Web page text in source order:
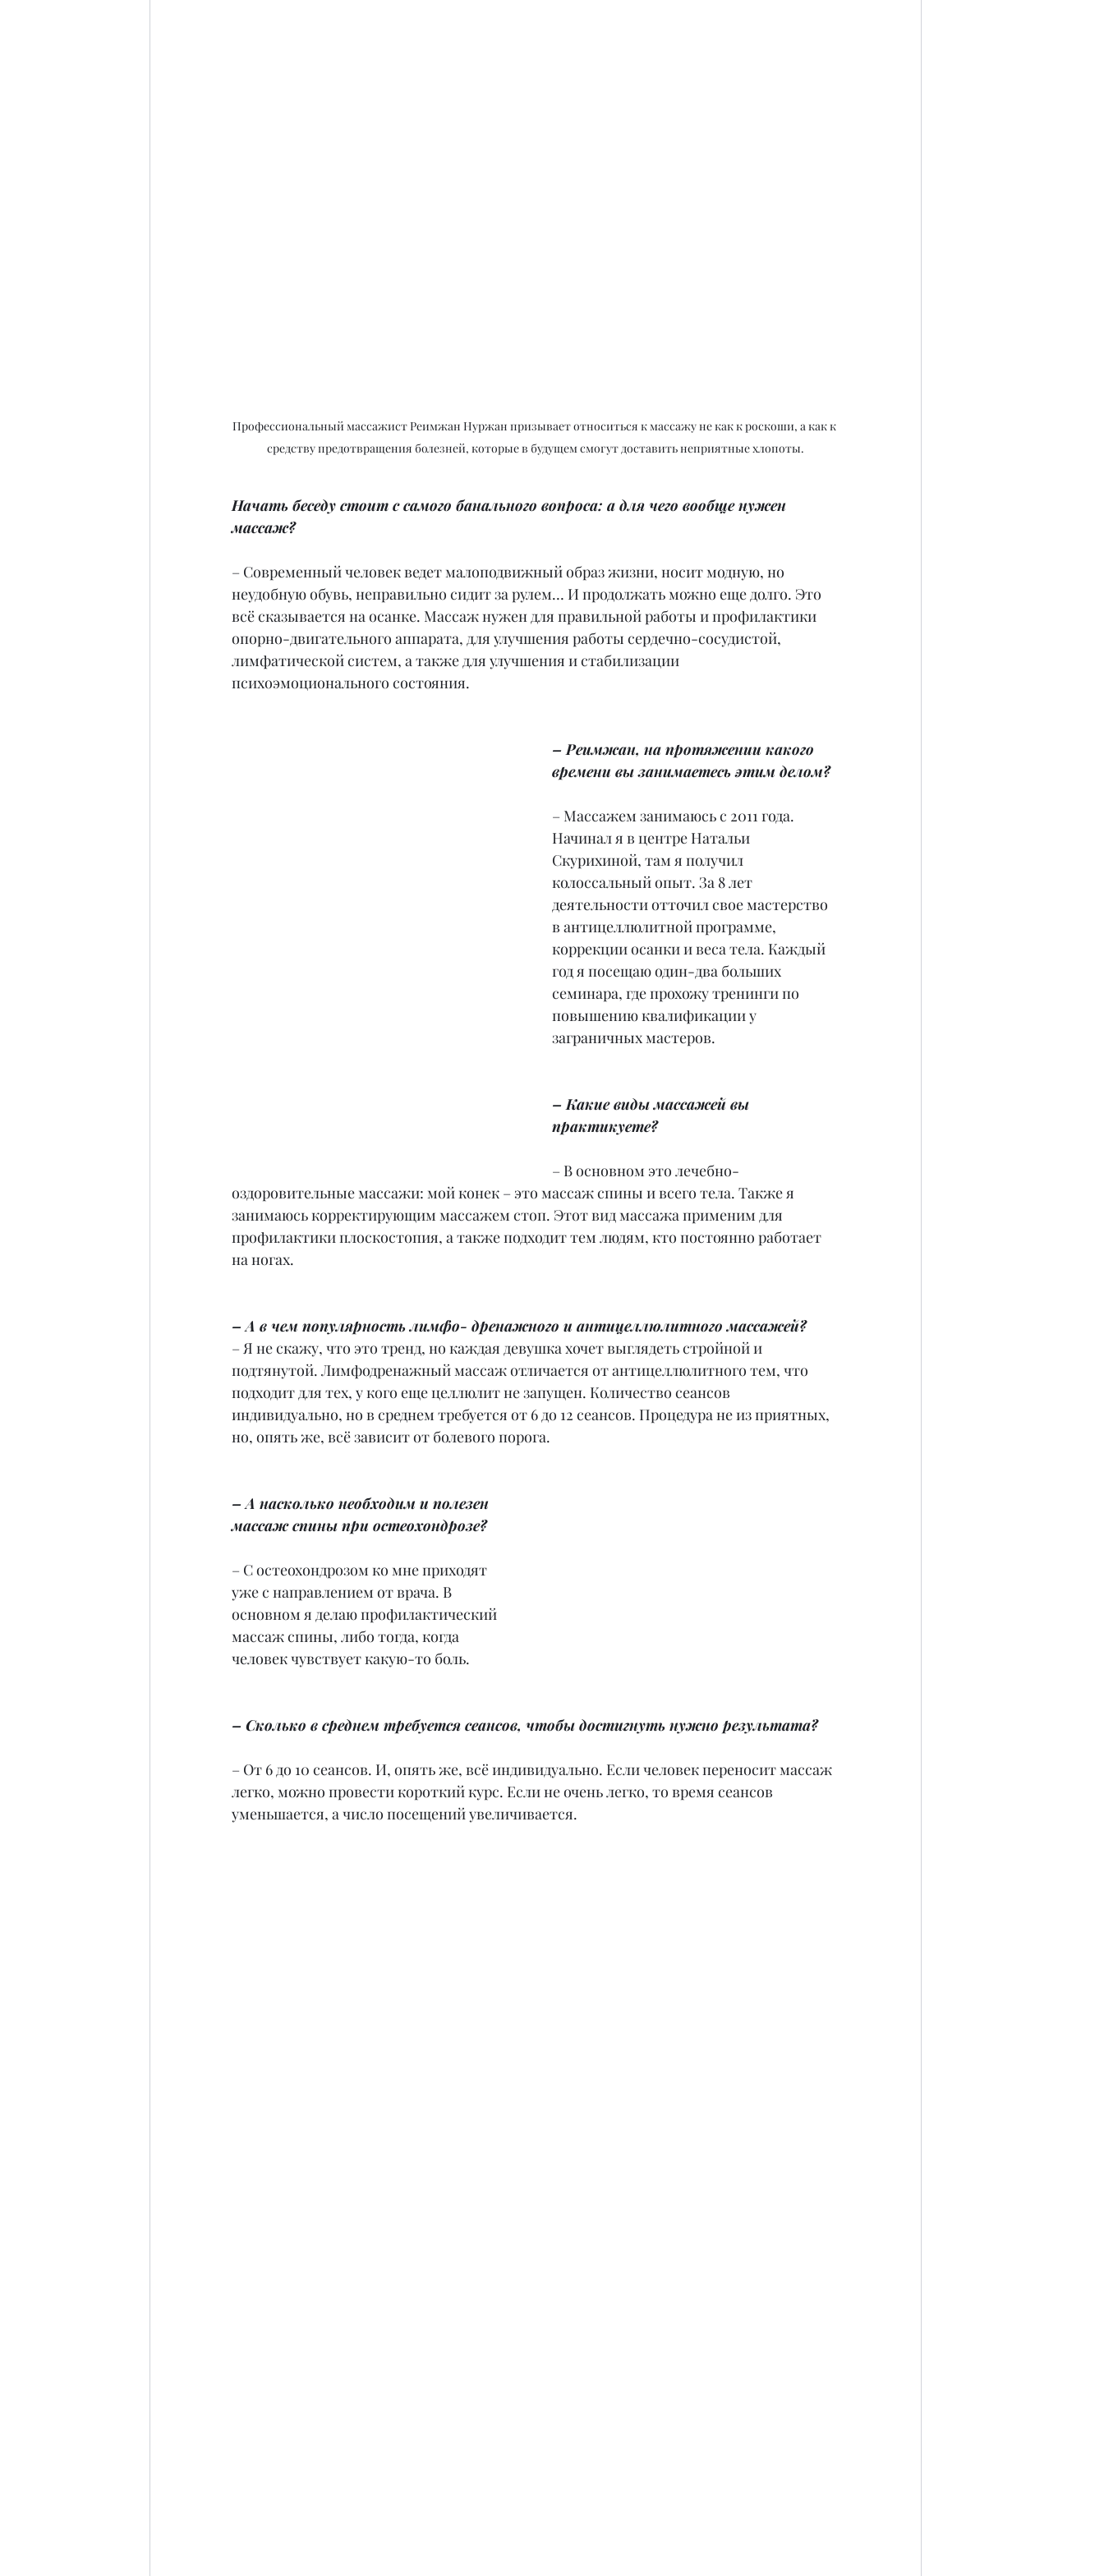
Профессиональный массажист Реимжан Нуржан призывает относиться к массажу не как к роскоши, а как к
средству предотвращения болезней, которые в будущем смогут доставить неприятные хлопоты.
Начать беседу стоит с самого банального вопроса: а для чего вообще нужен
массаж?
– Современный человек ведет малоподвижный образ жизни, носит модную, но
неудобную обувь, неправильно сидит за рулем… И продолжать можно еще долго. Это
всё сказывается на осанке. Массаж нужен для правильной работы и профилактики
опорно-двигательного аппарата, для улучшения работы сердечно-сосудистой,
лимфатической систем, а также для улучшения и стабилизации
психоэмоционального состояния.
– Реимжан, на протяжении какого
времени вы занимаетесь этим делом?
– Массажем занимаюсь с 2011 года.
Начинал я в центре Натальи
Скурихиной, там я получил
колоссальный опыт. За 8 лет
деятельности отточил свое мастерство
в антицеллюлитной программе,
коррекции осанки и веса тела. Каждый
год я посещаю один-два больших
семинара, где прохожу тренинги по
повышению квалификации у
заграничных мастеров.
– Какие виды массажей вы
практикуете?
– В основном это лечебно-
оздоровительные массажи: мой конек – это массаж спины и всего тела. Также я
занимаюсь корректирующим массажем стоп. Этот вид массажа применим для
профилактики плоскостопия, а также подходит тем людям, кто постоянно работает
на ногах.
– А в чем популярность лимфо- дренажного и антицеллюлитного массажей?
– Я не скажу, что это тренд, но каждая девушка хочет выглядеть стройной и
подтянутой. Лимфодренажный массаж отличается от антицеллюлитного тем, что
подходит для тех, у кого еще целлюлит не запущен. Количество сеансов
индивидуально, но в среднем требуется от 6 до 12 сеансов. Процедура не из приятных,
но, опять же, всё зависит от болевого порога.
– А насколько необходим и полезен
массаж спины при остеохондрозе?
– С остеохондрозом ко мне приходят
уже с направлением от врача. В
основном я делаю профилактический
массаж спины, либо тогда, когда
человек чувствует какую-то боль.
– Сколько в среднем требуется сеансов, чтобы достигнуть нужно результата?
– От 6 до 10 сеансов. И, опять же, всё индивидуально. Если человек переносит массаж
легко, можно провести короткий курс. Если не очень легко, то время сеансов
уменьшается, а число посещений увеличивается.